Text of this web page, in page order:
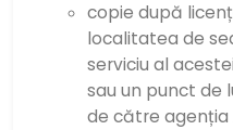
copie după
localitatea de
serviciu al
sau un punct de
de către agenția